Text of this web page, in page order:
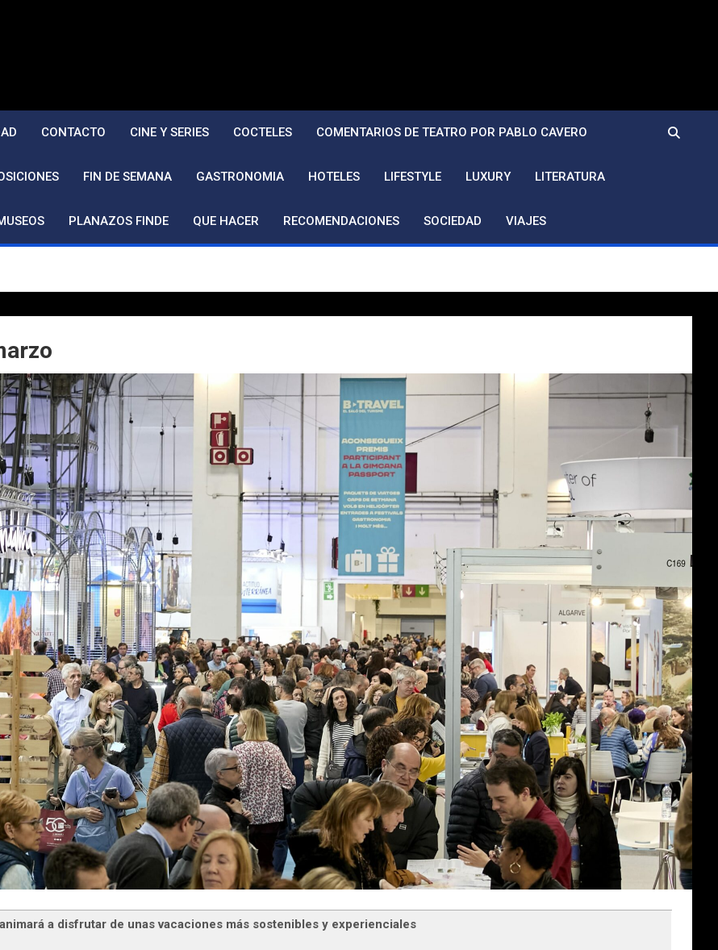
CONTACTO CINE Y SERIES COCTELES COMENTARIOS DE TEATRO POR PABLO CAVERO
FIN DE SEMANA GASTRONOMIA HOTELES LIFESTYLE LUXURY LITERATURA
PLANAZOS FINDE QUE HACER RECOMENDACIONES SOCIEDAD VIAJES
a disfrutar de unas vacaciones más sostenibles y experienciales